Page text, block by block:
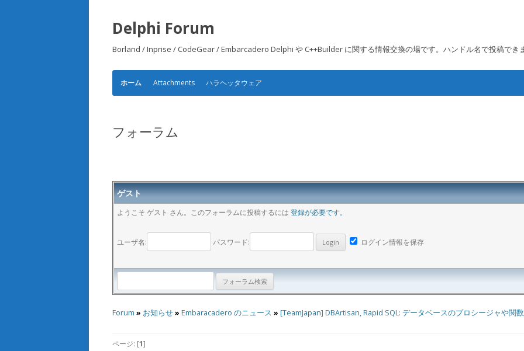
Delphi Forum
Borland / Inprise / CodeGear / Embarcadero Delphi や C++Builder に関する情報交換の場です。ハンドル名で投稿でき
コンテンツへ移動
ホーム Attachments ハラヘッタウェア
フォーラム
ゲスト
ようこそ ゲスト さん。このフォーラムに投稿するには 登録が必要です。
ユーザ名: パスワード: ログイン情報を保存
Forum » お知らせ» Embaracadero のニュース » [TeamJapan] DBArtisan, Rapid SQL: データベースのプロシージャや関
ページ: [1]